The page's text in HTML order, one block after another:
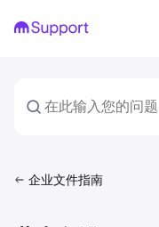
企业文件指南